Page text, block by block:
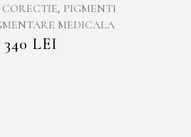
, PIGMENTI
MEDICALA
340 LEI